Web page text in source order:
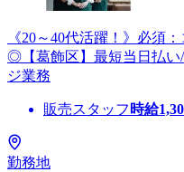
《20～40代活躍！》必須
◎【葛飾区】最短当日払い
ジ業務
販売スタッフ 時給
勤務地